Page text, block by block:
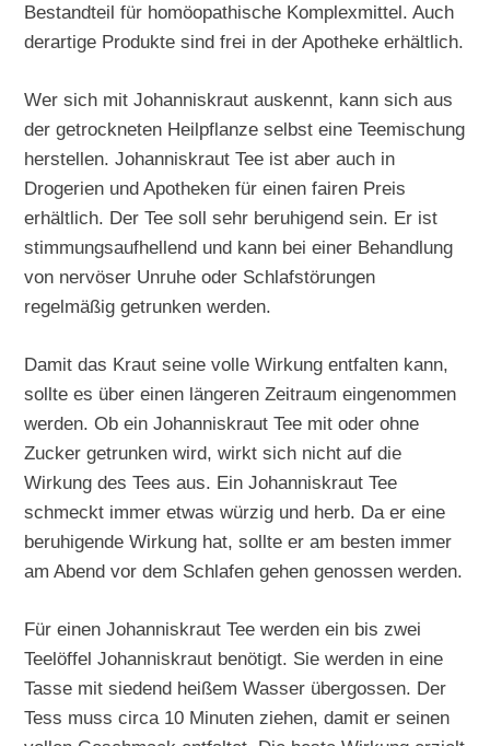
Bestandteil für homöopathische Komplexmittel. Auch
derartige Produkte sind frei in der Apotheke erhältlich.
Wer sich mit Johanniskraut auskennt, kann sich aus
der getrockneten Heilpflanze selbst eine Teemischung
herstellen. Johanniskraut Tee ist aber auch in
Drogerien und Apotheken für einen fairen Preis
erhältlich. Der Tee soll sehr beruhigend sein. Er ist
stimmungsaufhellend und kann bei einer Behandlung
von nervöser Unruhe oder Schlafstörungen
regelmäßig getrunken werden.
Damit das Kraut seine volle Wirkung entfalten kann,
sollte es über einen längeren Zeitraum eingenommen
werden. Ob ein Johanniskraut Tee mit oder ohne
Zucker getrunken wird, wirkt sich nicht auf die
Wirkung des Tees aus. Ein Johanniskraut Tee
schmeckt immer etwas würzig und herb. Da er eine
beruhigende Wirkung hat, sollte er am besten immer
am Abend vor dem Schlafen gehen genossen werden.
Für einen Johanniskraut Tee werden ein bis zwei
Teelöffel Johanniskraut benötigt. Sie werden in eine
Tasse mit siedend heißem Wasser übergossen. Der
Tess muss circa 10 Minuten ziehen, damit er seinen